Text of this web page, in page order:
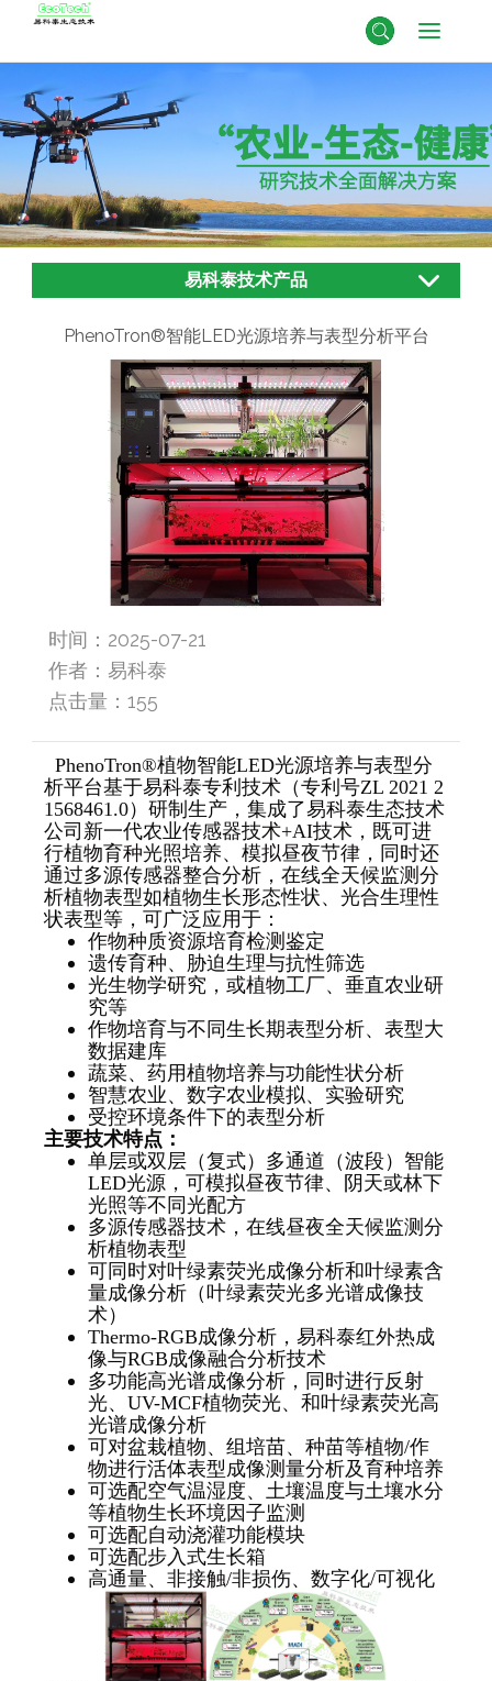
易科泰技术产品
PhenoTron®智能LED光源培养与表型分析平台
时间：2025-07-21
作者：易科泰
点击量：155
PhenoTron®植物智能LED光源培养与表型分
析平台基于易科泰专利技术（专利号ZL 2021 2
1568461.0）研制生产，集成了易科泰生态技术
公司新一代农业传感器技术+AI技术，既可进
行植物育种光照培养、模拟昼夜节律，同时还
通过多源传感器整合分析，在线全天候监测分
析植物表型如植物生长形态性状、光合生理性
状表型等，可广泛应用于：
作物种质资源培育检测鉴定
遗传育种、胁迫生理与抗性筛选
光生物学研究，或植物工厂、垂直农业研
究等
作物培育与不同生长期表型分析、表型大
数据建库
蔬菜、药用植物培养与功能性状分析
智慧农业、数字农业模拟、实验研究
受控环境条件下的表型分析
主要技术特点：
单层或双层（复式）多通道（波段）智能
LED光源，可模拟昼夜节律、阴天或林下
光照等不同光配方
多源传感器技术，在线昼夜全天候监测分
析植物表型
可同时对叶绿素荧光成像分析和叶绿素含
量成像分析（叶绿素荧光多光谱成像技
术）
Thermo-RGB成像分析，易科泰红外热成
像与RGB成像融合分析技术
多功能高光谱成像分析，同时进行反射
光、UV-MCF植物荧光、和叶绿素荧光高
光谱成像分析
可对盆栽植物、组培苗、种苗等植物/作
物进行活体表型成像测量分析及育种培养
可选配空气温湿度、土壤温度与土壤水分
等植物生长环境因子监测
可选配自动浇灌功能模块
可选配步入式生长箱
高通量、非接触/非损伤、数字化/可视化